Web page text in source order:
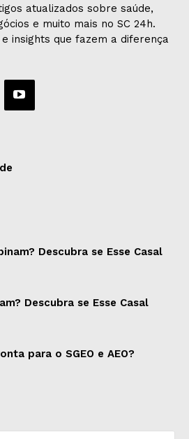
atualizados sobre saúde,
e muito mais no SC 24h.
insights que fazem a diferença
Descubra se Esse Casal
Descubra se Esse Casal
para o SGEO e AEO?